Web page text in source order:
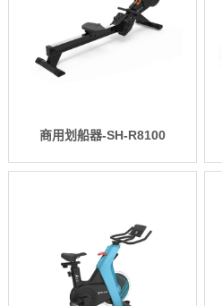
商用划船器-SH-R8100